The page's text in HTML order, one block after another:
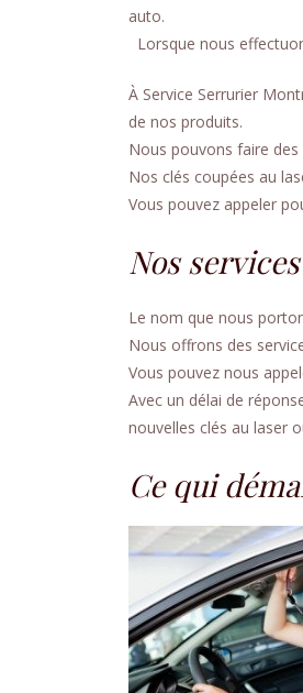
auto.
Lorsque nous
À Service Serrurier
de nos produits.
Nous pouvons faire
Nos clés coupées au
Vous pouvez appeler
Nos
Le nom que nous
Nous offrons des
Vous pouvez nous
Avec un délai de
nouvelles clés au laser
Ce qui